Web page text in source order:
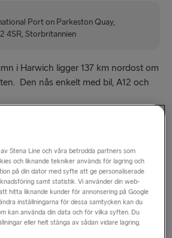
Port on Parkeston Quay,
4SR, Storbritannien
i Harwich ligger 137 km nordost om
Den nås enkelt med bil, A12 och
du se fram emot fantastiska
du kan även köpa stora mängder i
hamnarna! Dessa finns i Holyhead,
och här hittar du speciella
är exklusivt tillgängliga i hamnarna.
Stena Line och våra betrodda partners som
och liknande tekniker används för lagring och
på din dator med syfte att ge personaliserade
samt statistik. Vi använder din web-
hitta liknande kunder för annonsering på Google
inställningarna för dessa samtycken kan du
kan använda din data och för vilka syften. Du
eller helt stänga av sådan vidare lagring.